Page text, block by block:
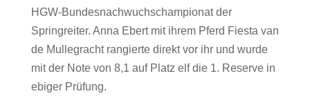
HGW-Bundesnachwuchschampionat der
Springreiter. Anna Ebert mit ihrem Pferd Fiesta van
de Mullegracht rangierte direkt vor ihr und wurde
mit der Note von 8,1 auf Platz elf die 1. Reserve in
ebiger Prüfung.